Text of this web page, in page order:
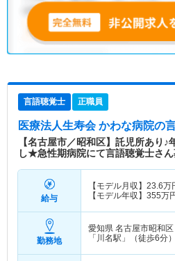
言語聴覚士 正職員
医療法人生寿会 かわな病院の
【名古屋市／昭和区】託児所あり
し★急性期病院にて言語聴覚士さん
給与
【モデル月収】 23.6万
【モデル年収】 355万
勤務地
愛知県 名古屋市昭和区
「川名駅」（徒歩6分）